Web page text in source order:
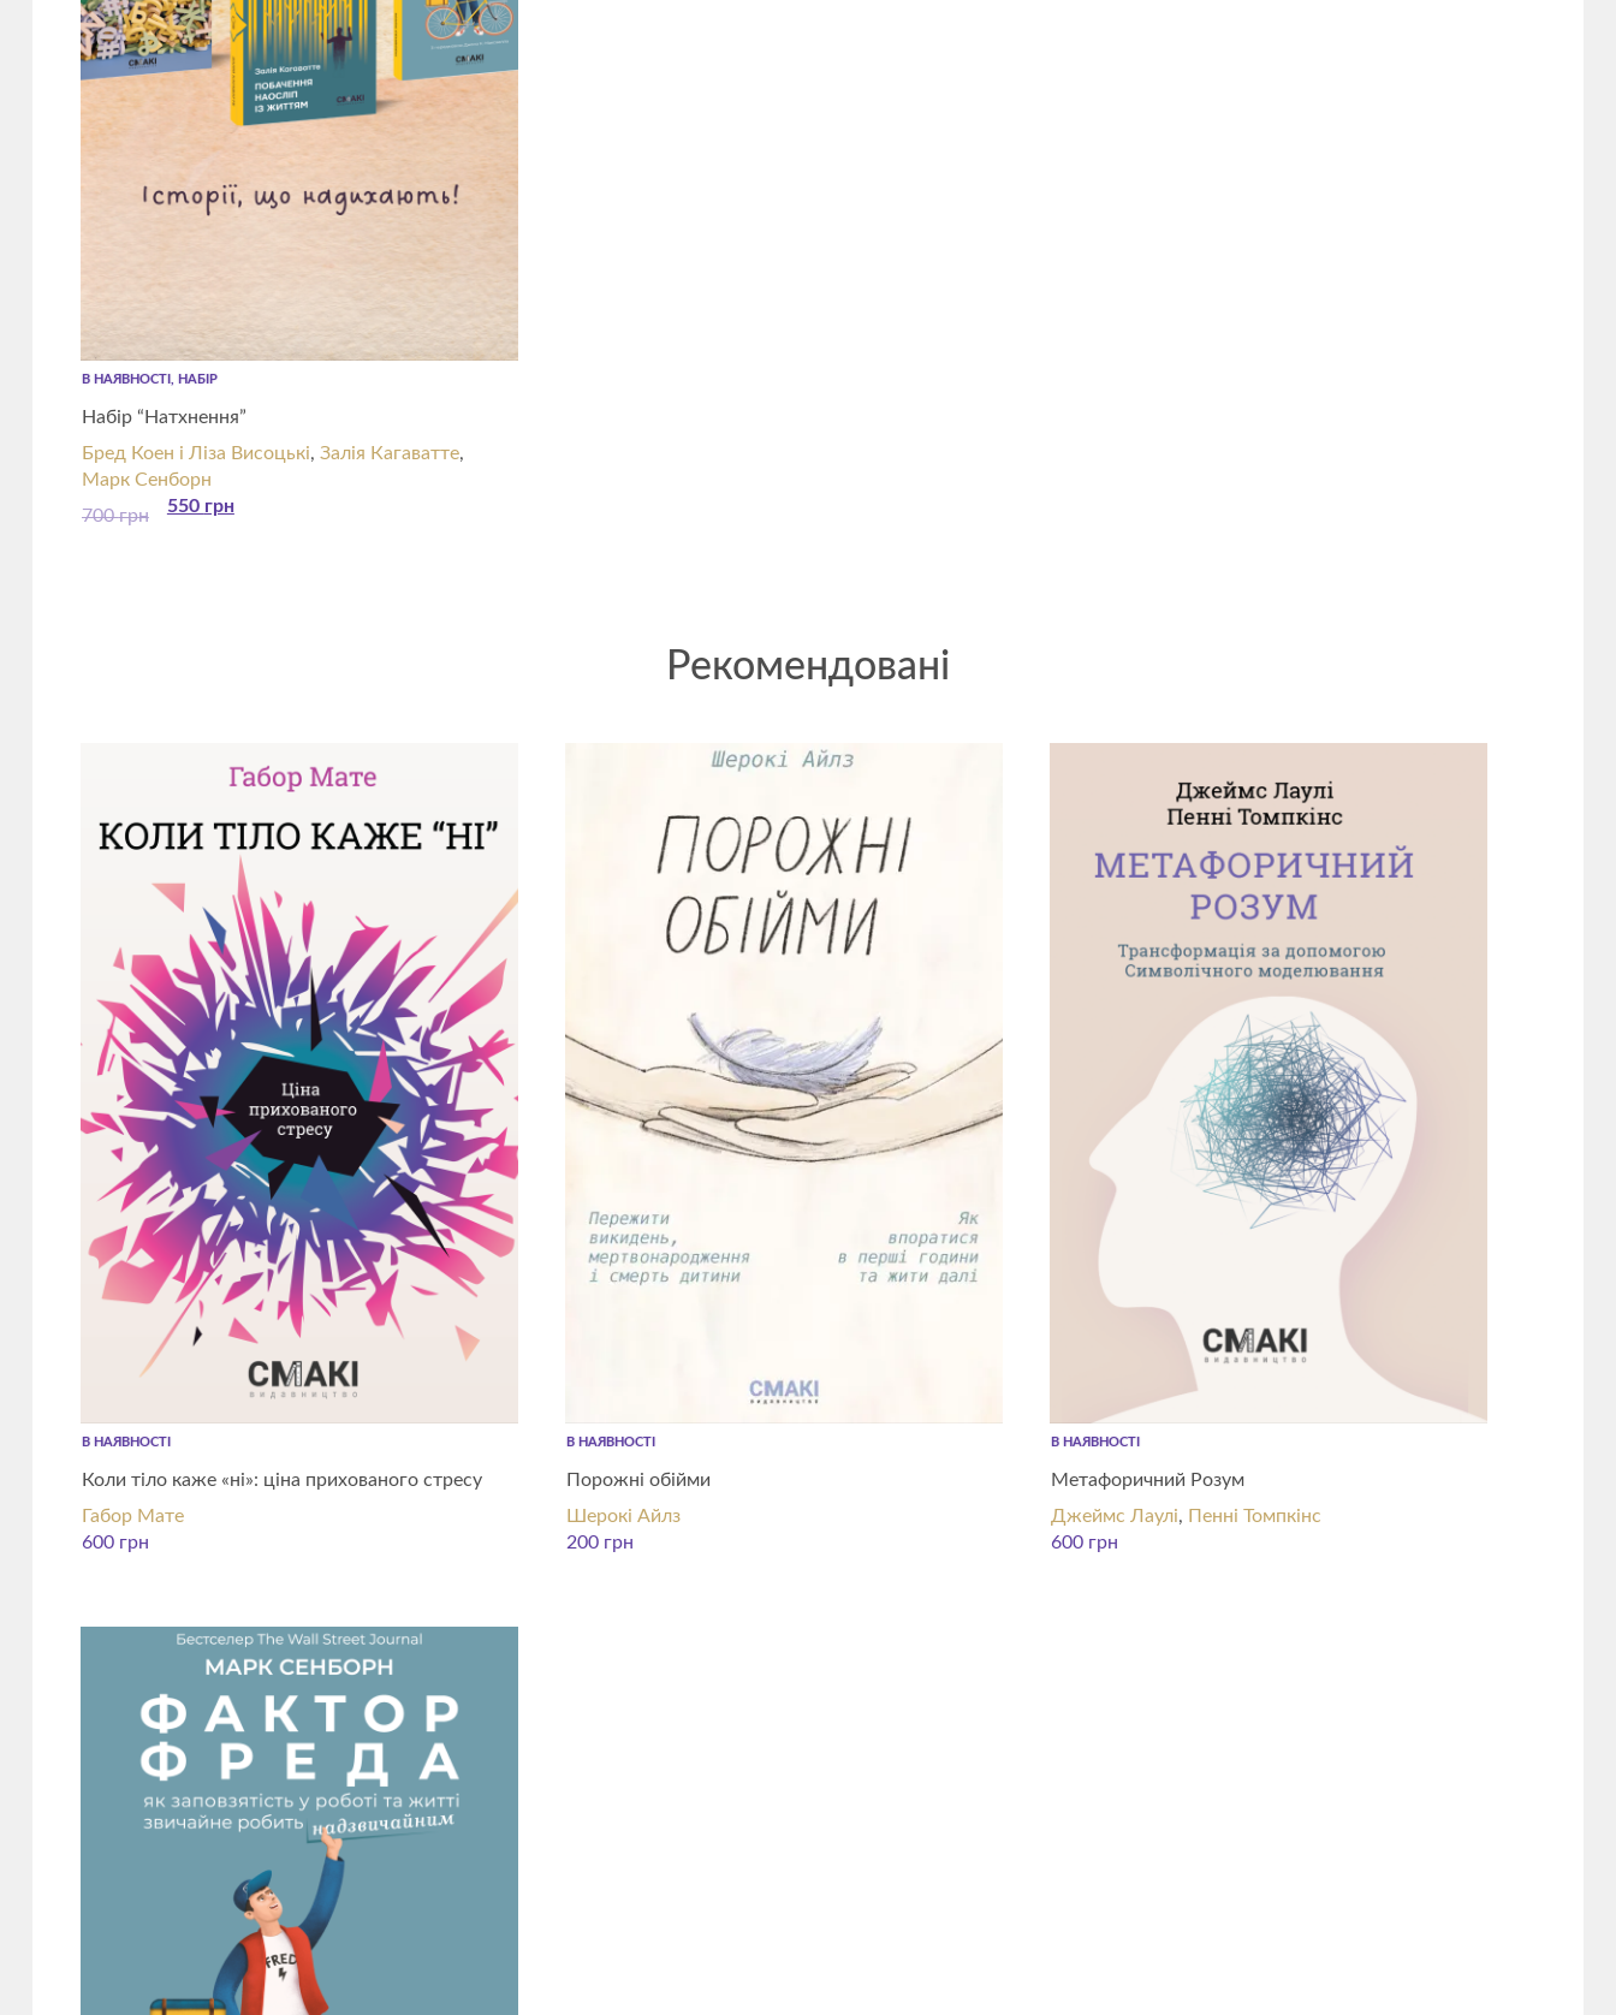
В НАЯВНОСТІ, НАБІР
Набір “Натхнення”
Бред Коен і Ліза Висоцькі, Залія Кагаватте,
Марк Сенборн
700грн 550 грн
Рекомендовані
В НАЯВНОСТІ
Коли тіло каже «ні»: ціна прихованого стресу
Габор Мате
600 грн
В НАЯВНОСТІ
Порожні обійми
Шерокі Айлз
200 грн
В НАЯВНОСТІ
Метафоричний Розум
Джеймс Лаулі, Пенні Томпкінс
600 грн